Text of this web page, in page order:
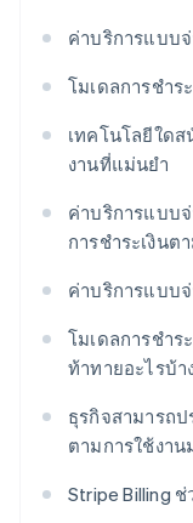
ค่าบริการแบบ
โมเดลการชำร
เทคโนโลยีใด
งานที่แม่นยำ
ค่าบริการแบบ
การชำระเงิน
ค่าบริการแบบ
โมเดลการชำร
ท้าทายอะไรบ้า
ธุรกิจสามารถ
ตามการใช้งาน
Stripe Billing